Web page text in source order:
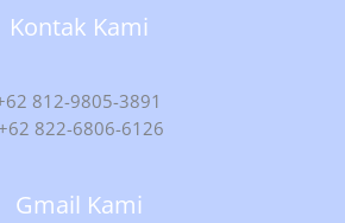
Kontak Kami
812-9805-3891
822-6806-6126
Gmail Kami